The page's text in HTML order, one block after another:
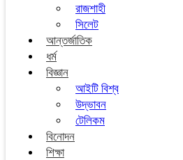
রাজশাহী
সিলেট
আন্তর্জাতিক
ধর্ম
বিজ্ঞান
আইটি বিশ্ব
উদ্ভাবন
টেলিকম
বিনোদন
শিক্ষা